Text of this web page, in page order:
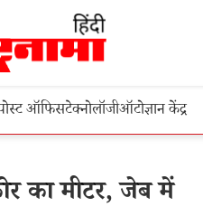
ऑफिसटेक्नोलॉजीऑटोज्ञान केंद्र
का मीटर, जेब में